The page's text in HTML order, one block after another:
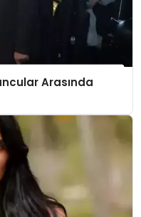
Arasında